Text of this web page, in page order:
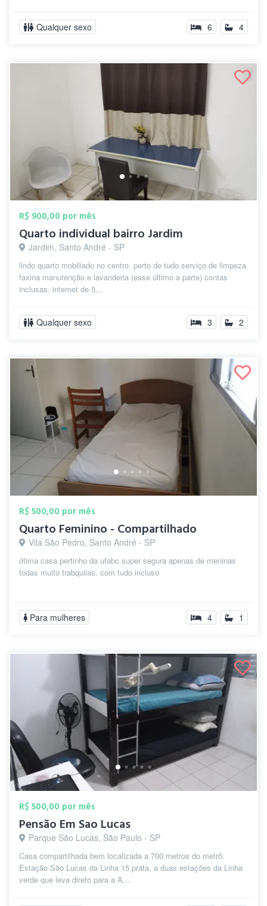
Qualquer sexo 6 4
R$ 900,00 por mês
Quarto individual bairro Jardim
Jardim, Santo André - SP
lindo quarto mobiliado no centro. perto de tudo.serviço de limpeza
faxina manutenção e lavanderia (esse último a parte) contas
inclusas. internet de 5...
Qualquer sexo 3 2
R$ 500,00 por mês
Quarto Feminino - Compartilhado
Vila São Pedro, Santo André - SP
ótima casa pertinho da ufabc super segura apenas de meninas
todas muito trabquilas. com tudo incluso
Para mulheres 4 1
R$ 500,00 por mês
Pensão Em Sao Lucas
Parque São Lucas, São Paulo - SP
Casa compartilhada bem localizada a 700 metros do metrô.
Estação São Lucas da Linha 15 prata, a duas estações da Linha
verde que leva direto para a A...